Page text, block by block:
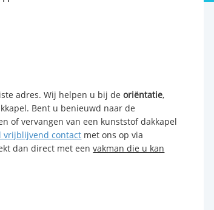
adres. Wij helpen u bij deoriëntatie,
Bent u benieuwd naar de
of vervangen van een kunststof dakkapel
vrijblijvend contact met ons op via
dan direct met eenvakman die u kan